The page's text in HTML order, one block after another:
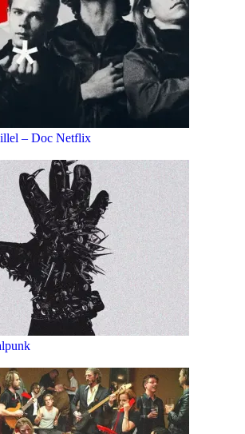
– Doc Netflix